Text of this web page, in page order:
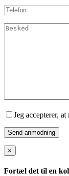
Jeg accepterer,
×
Fortæl det til en